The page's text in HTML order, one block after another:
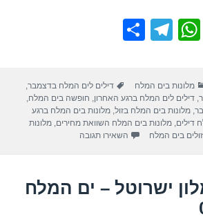
E
W
s
A
p
T
gr
a
m
e
קטגוריות
מלונות בים המלח תגיות
דילים לים המלח בדצמבר,
,דילים לים המלח ברגע האחרון, חופשה בים המלח,
,מלונות בים המלח בזול,מלונות בים המלח ברגע
דילים,מלונות בים המלח השוואת מחירים,מלונות
בים המלח השאירו תגובה
ישרוטל – ים המלח